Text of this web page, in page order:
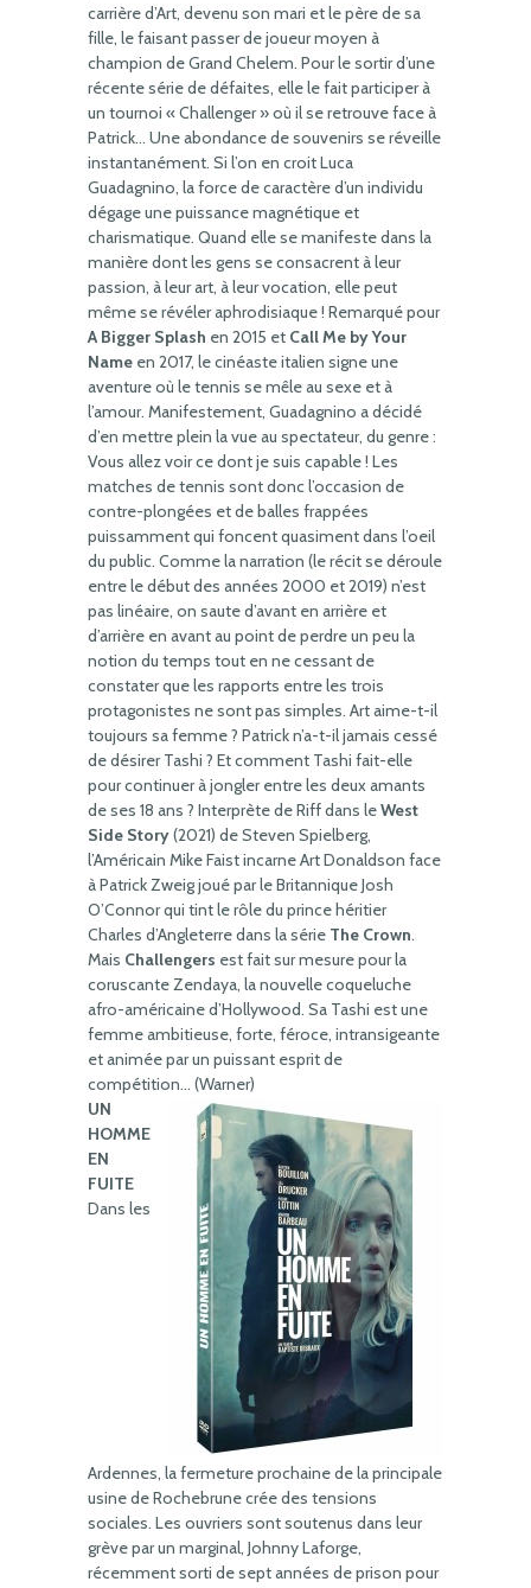
carrière d’Art, devenu son mari et le père de sa
fille, le faisant passer de joueur moyen à
champion de Grand Chelem. Pour le sortir d’une
récente série de défaites, elle le fait participer à
un tournoi « Challenger » où il se retrouve face à
Patrick… Une abondance de souvenirs se réveille
instantanément. Si l’on en croit Luca
Guadagnino, la force de caractère d’un individu
dégage une puissance magnétique et
charismatique. Quand elle se manifeste dans la
manière dont les gens se consacrent à leur
passion, à leur art, à leur vocation, elle peut
même se révéler aphrodisiaque ! Remarqué pour
A Bigger Splash en 2015 et Call Me by Your
Name en 2017, le cinéaste italien signe une
aventure où le tennis se mêle au sexe et à
l’amour. Manifestement, Guadagnino a décidé
d’en mettre plein la vue au spectateur, du genre :
Vous allez voir ce dont je suis capable ! Les
matches de tennis sont donc l’occasion de
contre-plongées et de balles frappées
puissamment qui foncent quasiment dans l’oeil
du public. Comme la narration (le récit se déroule
entre le début des années 2000 et 2019) n’est
pas linéaire, on saute d’avant en arrière et
d’arrière en avant au point de perdre un peu la
notion du temps tout en ne cessant de
constater que les rapports entre les trois
protagonistes ne sont pas simples. Art aime-t-il
toujours sa femme ? Patrick n’a-t-il jamais cessé
de désirer Tashi ? Et comment Tashi fait-elle
pour continuer à jongler entre les deux amants
de ses 18 ans ? Interprète de Riff dans leWest
Side Story(2021) de Steven Spielberg,
l’Américain Mike Faist incarne Art Donaldson face
à Patrick Zweig joué par le Britannique Josh
O’Connor qui tint le rôle du prince héritier
Charles d’Angleterre dans la série The Crown.
Mais Challengers est fait sur mesure pour la
coruscante Zendaya, la nouvelle coqueluche
afro-américaine d’Hollywood. Sa Tashi est une
femme ambitieuse, forte, féroce, intransigeante
et animée par un puissant esprit de
compétition… (Warner)
UN
HOMME
EN
FUITE
Dans les
Ardennes, la fermeture prochaine de la principale
usine de Rochebrune crée des tensions
sociales. Les ouvriers sont soutenus dans leur
grève par un marginal, Johnny Laforge,
récemment sorti de sept années de prison pour